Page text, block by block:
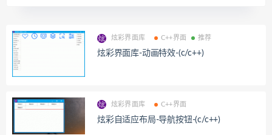
炫彩界面库 C++界面 推荐
炫彩界面库-动画特效-(c/c++)
炫彩界面库 C++界面
炫彩自适应布局-导航按钮-(c/c++)